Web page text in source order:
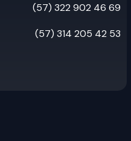
(57) 322 902 46 69
(57) 314 205 42 53